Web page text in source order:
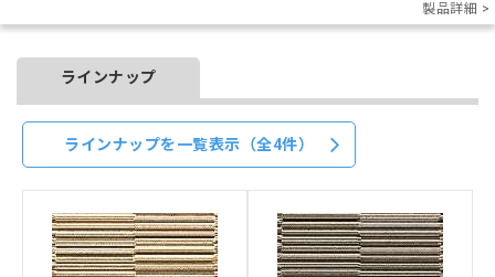
製品詳細 >
ラインナップ
ラインナップを一覧表示（全4件）